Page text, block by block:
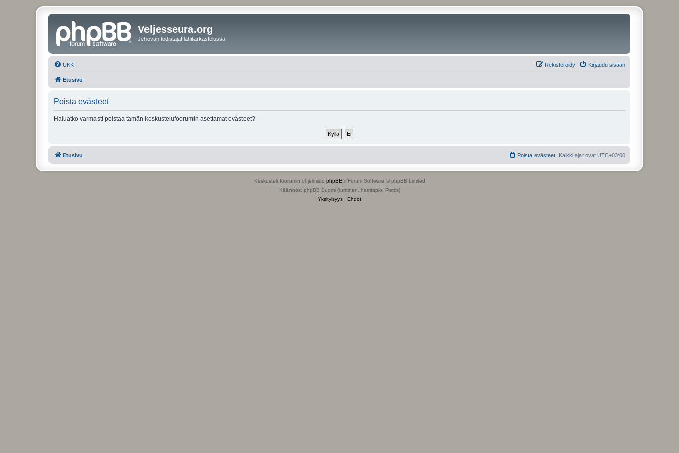
Veljesseura.org
Jehovan todistajat lähitarkastelussa
UKK Kirjaudu sisään
Rekisteröidy
Etusivu
Poista evästeet
Haluatko varmasti poistaa tämän keskustelufoorumin asettamat evästeet?
Etusivu Kaikki ajat ovat UTC+03:00
Poista evästeet
Keskustelufoorumin ohjelmisto phpBB® Forum Software © phpBB Limited
Käännös: phpBB Suomi (lurttinen, harritapio, Pettis)
Yksityisyys | Ehdot